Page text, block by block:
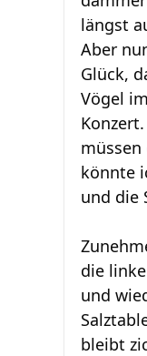
längst
Aber
Glück,
Vögel
könnte
und die
die
und
bleibt